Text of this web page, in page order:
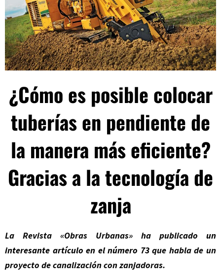
¿Cómo es posible colocar
tuberías en pendiente de
la manera más eficiente?
Gracias a la tecnología de
zanja
La Revista «Obras Urbanas» ha publicado un
interesante artículo en el número 73que habla de un
proyecto de canalización con zanjadoras.